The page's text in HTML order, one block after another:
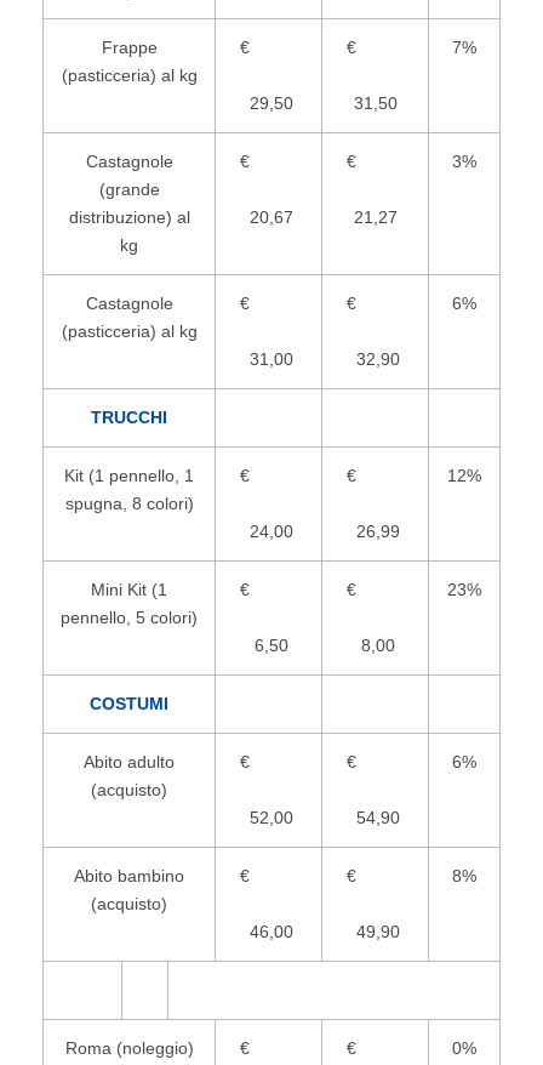
Frappe
(pasticceria) al kg
€
29,50
€
31,50
7%
Castagnole
(grande
distribuzione) al
kg
€
20,67
€
21,27
3%
Castagnole
(pasticceria) al kg
€
31,00
€
32,90
6%
TRUCCHI
Kit (1 pennello, 1
spugna, 8 colori)
€
24,00
€
26,99
12%
Mini Kit (1
pennello, 5 colori)
€
6,50
€
8,00
23%
COSTUMI
Abito adulto
(acquisto)
€
52,00
€
54,90
6%
Abito bambino
(acquisto)
€
46,00
€
49,90
8%
Roma (noleggio) € € 0%